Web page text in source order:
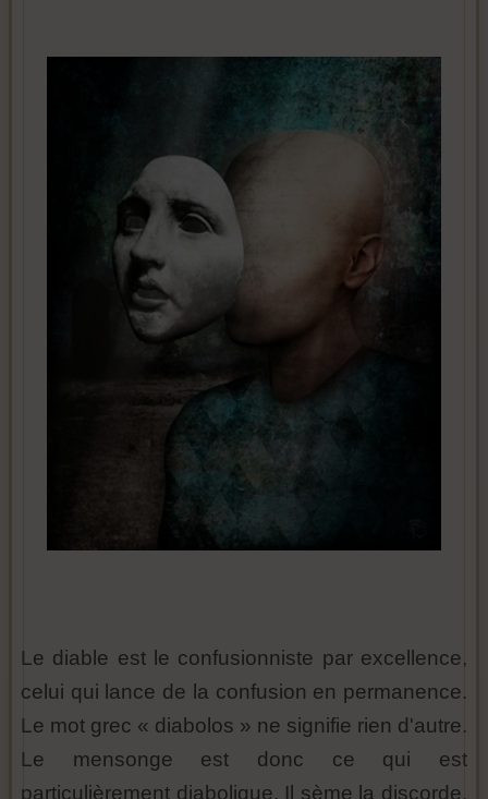
Le diable est le confusionniste par excellence,
celui qui lance de la confusion en permanence.
Le mot grec « diabolos » ne signifie rien d'autre.
Le mensonge est donc ce qui est
particulièrement diabolique. Il sème la discorde,